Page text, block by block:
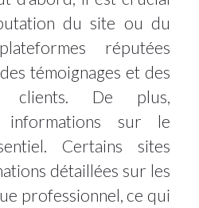
du site ou du
réputées
témoignages et des
clients. De plus,
informations sur le
Certains sites
détaillées sur les
professionnel, ce qui